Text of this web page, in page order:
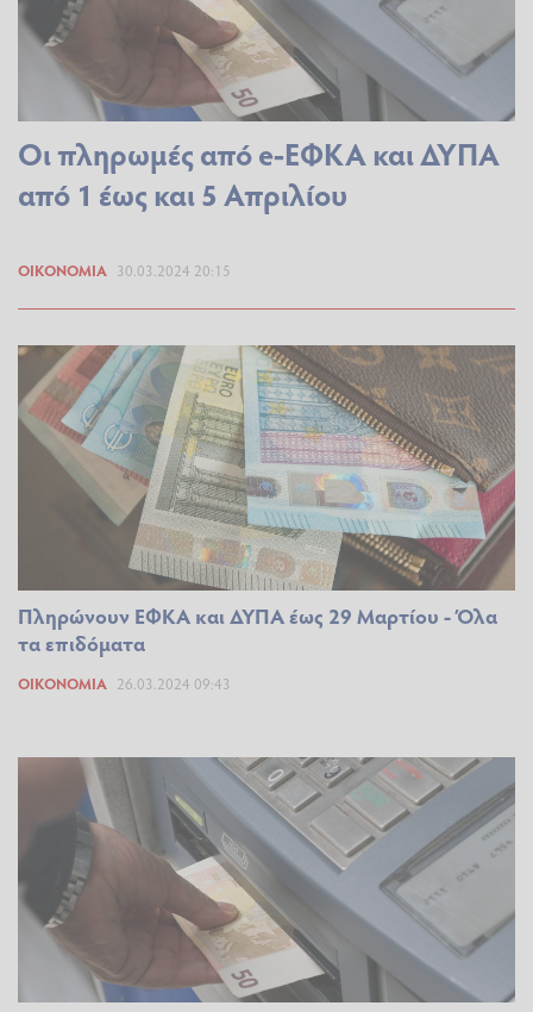
Οι πληρωμές από e-ΕΦΚΑ και ΔΥΠΑ
από 1 έως και 5 Απριλίου
ΟΙΚΟΝΟΜΊΑ 30.03.2024 20:15
Πληρώνουν ΕΦΚΑ και ΔΥΠΑ έως 29 Μαρτίου - Όλα
τα επιδόματα
ΟΙΚΟΝΟΜΊΑ 26.03.2024 09:43